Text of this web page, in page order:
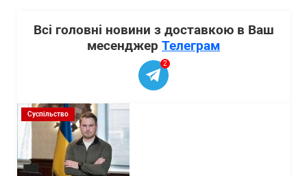
Всі головні новини з доставкою в Ваш
месенджер Телеграм
2
Суспільство